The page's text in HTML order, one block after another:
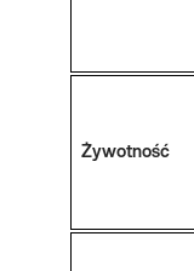
Żywotność